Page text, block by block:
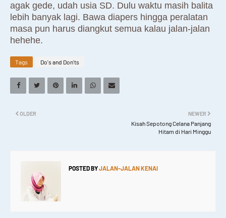
agak gede, udah usia SD. Dulu waktu masih balita
lebih banyak lagi. Bawa diapers hingga peralatan
masa pun harus diangkut semua kalau jalan-jalan
hehehe.
Tags Do's and Don'ts
NEWER
Kisah Sepotong Celana Panjang
Hitam di Hari Minggu
OLDER
POSTED BYJALAN-JALAN KENAI